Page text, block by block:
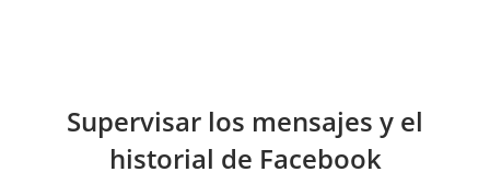
Supervisar los mensajes y el
historial de Facebook